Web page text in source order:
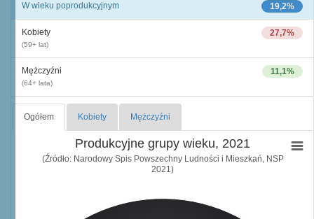
19,2%
W wieku poprodukcyjnym
27,7%
Kobiety
(59+ lat)
11,1%
Mężczyźni
(64+ lata)
Ogółem Kobiety Mężczyźni
Produkcyjne grupy wieku, 2021
(Źródło: Narodowy Spis Powszechny Ludności i Mieszkań, NSP
2021)